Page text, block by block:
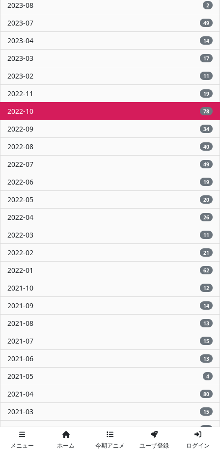
2023-08 2
2023-07 49
2023-04 14
2023-03 17
2023-02 11
2022-11 19
2022-10 78
2022-09 34
2022-08 40
2022-07 49
2022-06 19
2022-05 20
2022-04 26
2022-03 11
2022-02 21
2022-01 62
2021-10 12
2021-09 14
2021-08 13
2021-07 15
2021-06 13
2021-05 4
2021-04 80
2021-03 15
2021-02 13
2021-01 10
メニュー ホーム 今期アニメ ユーザ登録 ログイン